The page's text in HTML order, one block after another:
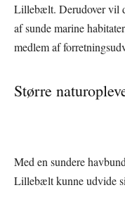
Lillebælt. Derudover vil
af sunde marine
medlem af
Større
Med en sundere
Lillebælt kunne udvide